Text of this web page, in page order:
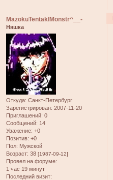
MazokuTentaklMonstr^__-
Няшка
Откуда: Санкт-Петербург
Зарегистрирован: 2007-11-20
Приглашений: 0
Сообщений: 14
Уважение: +0
Позитив: +0
Пол: Мужской
Возраст: 38 [1987-09-12]
Провел на форуме:
1 час 19 минут
Последний визит: